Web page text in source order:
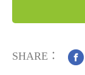
SHARE：